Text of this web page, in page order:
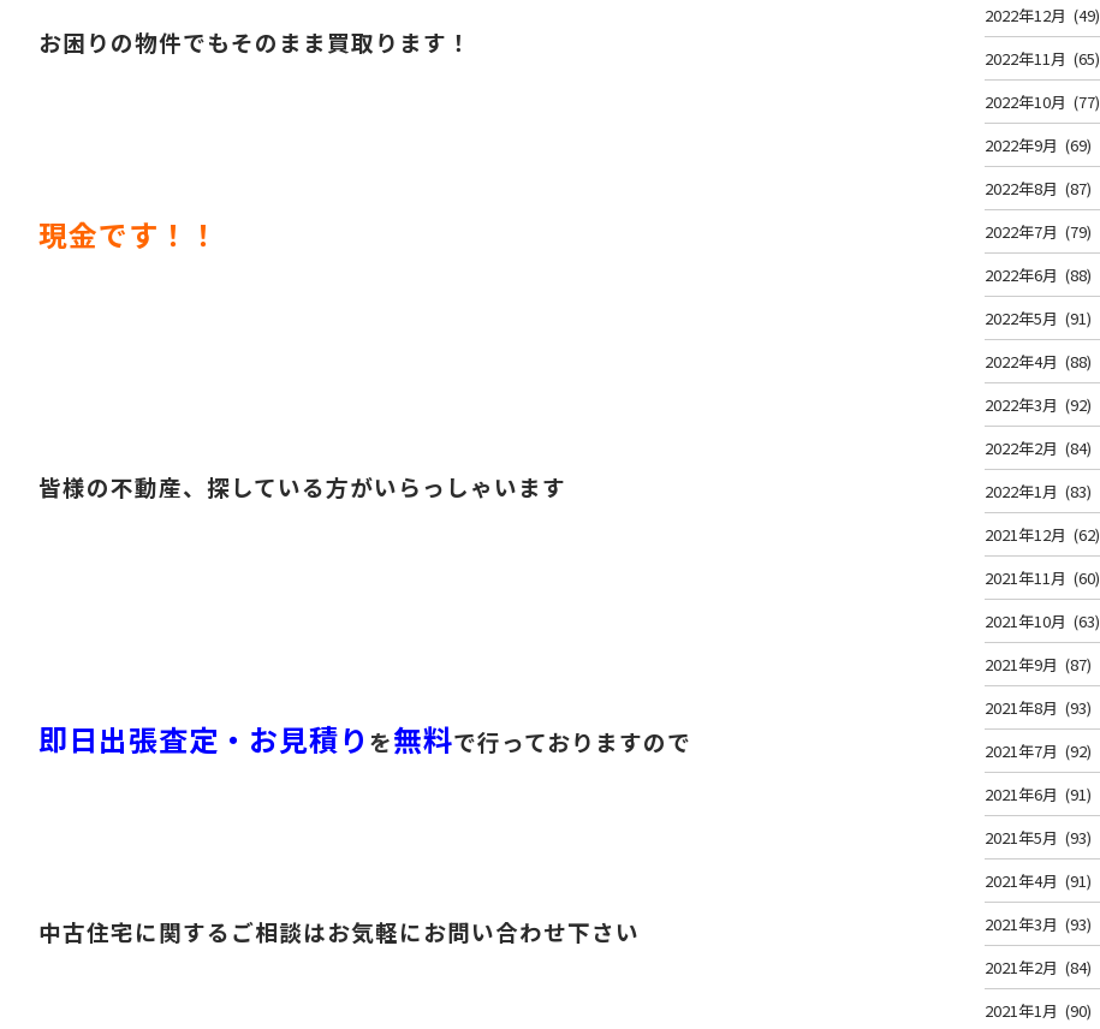
お困りの物件でもそのまま買取ります！
現金です！！
皆様の不動産、探している方がいらっしゃいます
即日出張査定・お見積り を無料で行っておりますので
中古住宅に関するご相談はお気軽にお問い合わせ下さい
2022年12月 (49)
2022年11月 (65)
2022年10月 (77)
2022年9月 (69)
2022年8月 (87)
2022年7月 (79)
2022年6月 (88)
2022年5月 (91)
2022年4月 (88)
2022年3月 (92)
2022年2月 (84)
2022年1月 (83)
2021年12月 (62)
2021年11月 (60)
2021年10月 (63)
2021年9月 (87)
2021年8月 (93)
2021年7月 (92)
2021年6月 (91)
2021年5月 (93)
2021年4月 (91)
2021年3月 (93)
2021年2月 (84)
2021年1月 (90)